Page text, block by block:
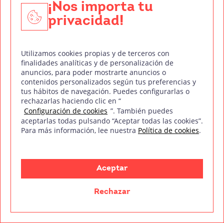
El cine de Lucio Fulci: eterna fuente
de inspiración
Lucio Fulci fue un cineasta amado y odiado por
muchos. Su peculiar estilo lo convirtió en un
director único e inigualable. Aunque muchas de
sus películas han sido ignoradas por el gran
público, en los últimos años sigue conservando
una gran cantidad de seguidores que disfrutan
Además, la filmografía de Fulci ha inspirado a
muchos directores actuales que han alabado su
trabajo, entre ellos Quentin Tarantino o Sam
¡Nos importa tu
privacidad!
Utilizamos cookies propias y de terceros con
finalidades analíticas y de personalización de
anuncios, para poder mostrarte anuncios o
contenidos personalizados según tus preferencias y
tus hábitos de navegación. Puedes configurarlas o
rechazarlas haciendo clic en “
Configuración de cookies ”. También puedes
aceptarlas todas pulsando “Aceptar todas las cookies”.
Para más información, lee nuestra Política de cookies.
Aceptar
Rechazar